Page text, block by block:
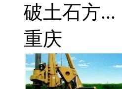
破土石方...
重庆